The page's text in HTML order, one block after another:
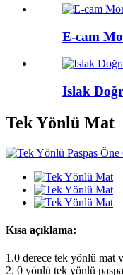
E-cam
Islak
Tek Yönlü Mat
Kısa açıklama:
1.0 derece tek yönlü mat
2. 0 yönlü tek yönlü